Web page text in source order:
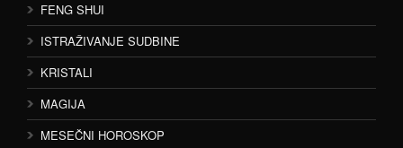
FENG SHUI
ISTRAŽIVANJE SUDBINE
KRISTALI
MAGIJA
MESEČNI HOROSKOP